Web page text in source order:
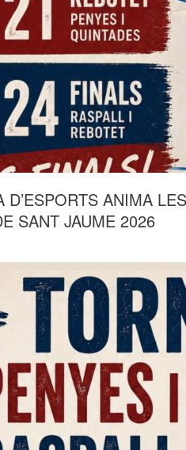
D’ESPORTS ANIMA
SANT JAUME 2026